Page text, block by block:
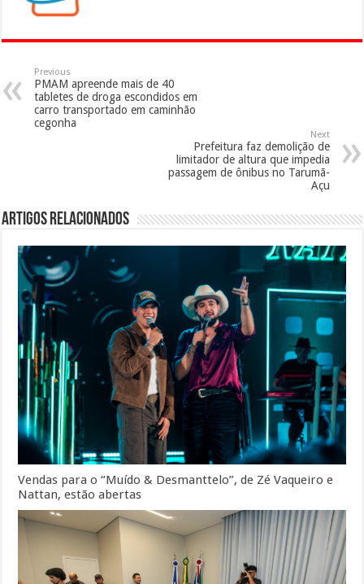
Previous
PMAM apreende mais de 40
tabletes de droga escondidos em
carro transportado em caminhão
cegonha
Next
Prefeitura faz demolição de
limitador de altura que impedia
passagem de ônibus no Tarumã-
Açu
Artigos Relacionados
Vendas para o “Muído & Desmanttelo”, de Zé Vaqueiro e
Nattan, estão abertas